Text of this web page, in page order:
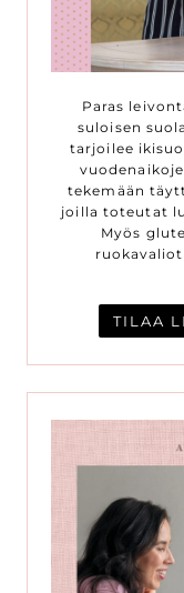
Paras
suloisen
tarjoilee
tekemään
joilla toteutat
Myös
TILAA